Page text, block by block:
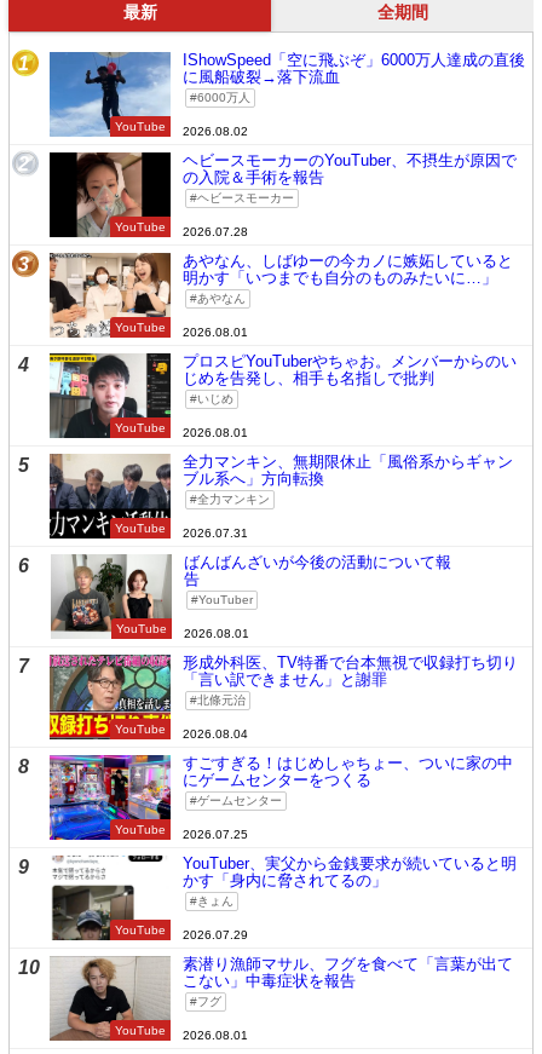
最新 全期間
1
YouTube
IShowSpeed「空に飛ぶぞ」6000万人達成の直後
に風船破裂→落下流血
6000万人
2026.08.02
2
YouTube
ヘビースモーカーのYouTuber、不摂生が原因で
の入院＆手術を報告
ヘビースモーカー
2026.07.28
3
YouTube
あやなん、しばゆーの今カノに嫉妬していると
明かす「いつまでも自分のものみたいに…」
あやなん
2026.08.01
4
YouTube
プロスピYouTuberやちゃお。メンバーからのい
じめを告発し、相手も名指しで批判
いじめ
2026.08.01
5
YouTube
全力マンキン、無期限休止「風俗系からギャン
ブル系へ」方向転換
全力マンキン
2026.07.31
6
YouTube
ばんばんざいが今後の活動について報
告
YouTuber
2026.08.01
7
YouTube
形成外科医、TV特番で台本無視で収録打ち切り
「言い訳できません」と謝罪
北條元治
2026.08.04
8
YouTube
すごすぎる！はじめしゃちょー、ついに家の中
にゲームセンターをつくる
ゲームセンター
2026.07.25
9
YouTube
YouTuber、実父から金銭要求が続いていると明
かす「身内に脅されてるの」
きょん
2026.07.29
10
YouTube
素潜り漁師マサル、フグを食べて「言葉が出て
こない」中毒症状を報告
フグ
2026.08.01